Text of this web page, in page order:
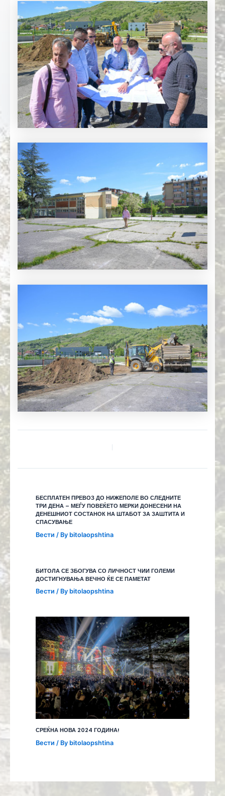
БЕСПЛАТЕН ПРЕВОЗ ДО НИЖЕПОЛЕ ВО СЛЕДНИТЕ
ТРИ ДЕНА – МЕЃУ ПОВЕЌЕТО МЕРКИ ДОНЕСЕНИ НА
ДЕНЕШНИОТ СОСТАНОК НА ШТАБОТ ЗА ЗАШТИТА И
СПАСУВАЊЕ
Вести / By bitolaopshtina
БИТОЛА СЕ ЗБОГУВА СО ЛИЧНОСТ ЧИИ ГОЛЕМИ
ДОСТИГНУВАЊА ВЕЧНО ЌЕ СЕ ПАМЕТАТ
Вести / By bitolaopshtina
СРЕЌНА НОВА 2024 ГОДИНА!
Вести / By bitolaopshtina